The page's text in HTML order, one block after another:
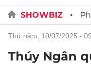
SHOWBIZ
thứ năm, 10/07/2025 -
Thúy Ngân